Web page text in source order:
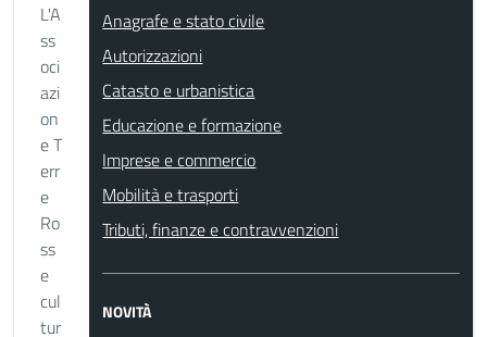
L'A
ss
oci
azi
on
e T
err
e
Ro
ss
e
cul
tur
Anagrafe e stato civile
Autorizzazioni
Catasto e urbanistica
Educazione e formazione
Imprese e commercio
Mobilità e trasporti
Tributi, finanze e contravvenzioni
NOVITÀ